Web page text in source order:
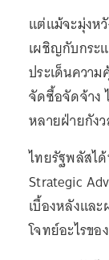
แต่แม้จะมุ่งห
เผชิญกับกระ
ประเด็นควา
จัดซื้อจัดจ้าง
หลายฝ่ายกัง
ไทยรัฐพลัสไ
Strategic
เบื้องหลังแล
โจทย์อะไรขอ